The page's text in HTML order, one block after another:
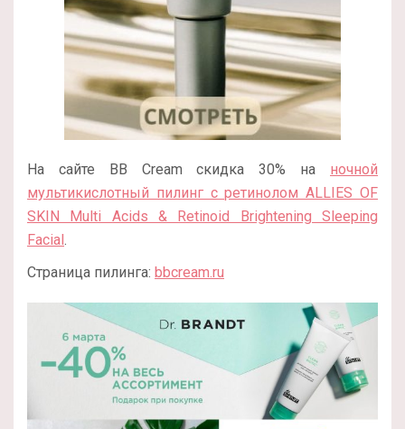
На сайте BB Cream скидка 30% на ночной
мультикислотный пилинг с ретинолом ALLIES OF
SKIN Multi Acids & Retinoid Brightening Sleeping
Facial .
Страница пилинга: bbcream.ru